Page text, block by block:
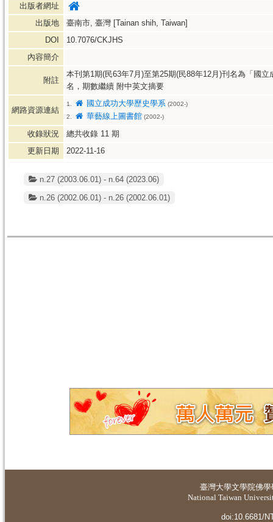
出版者網址
出版地
臺南市, 臺灣 [Tainan shih, Taiwan]
DOI
10.7076/CKJHS
內容簡介
附註
本刊第1期(民63年7月)至第25期(民88年12月)刊名為「國
名，期數繼續 附中英文摘要
網路資源連結
1. 國立成功大學歷史學系 (2002-)
2.
華藝線上圖書館 (2002-)
收錄狀況 總共收錄 11 期
更新日期
2022-11-16
n.27 (2003.06.01) - n.64 (2023.06)
n.26 (2002.06.01) - n.26 (2002.06.01)
臺灣大學文學院佛
National Taiwan
doi:10.6681/